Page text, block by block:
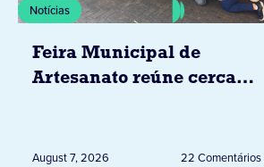
Notícias
Feira Municipal de
Artesanato reúne cerca
August 7, 2026 22 Comentários